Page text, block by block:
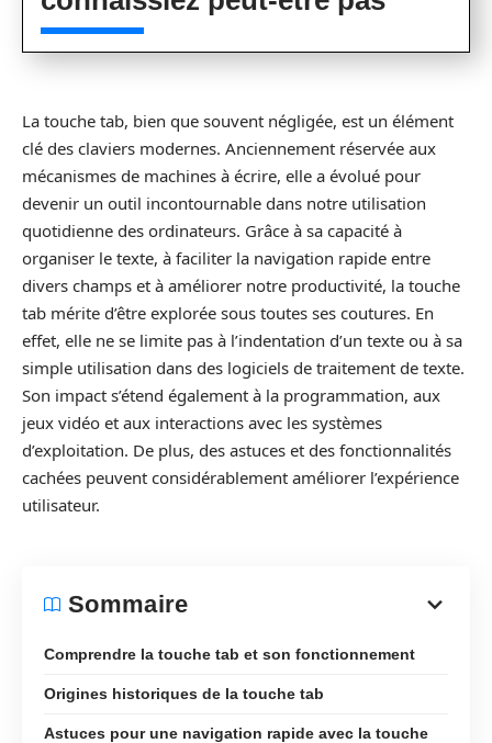
La touche tab, bien que souvent négligée, est un élément
clé des claviers modernes. Anciennement réservée aux
mécanismes de machines à écrire, elle a évolué pour
devenir un outil incontournable dans notre utilisation
quotidienne des ordinateurs. Grâce à sa capacité à
organiser le texte, à faciliter la navigation rapide entre
divers champs et à améliorer notre productivité, la touche
tab mérite d’être explorée sous toutes ses coutures. En
effet, elle ne se limite pas à l’indentation d’un texte ou à sa
simple utilisation dans des logiciels de traitement de texte.
Son impact s’étend également à la programmation, aux
jeux vidéo et aux interactions avec les systèmes
d’exploitation. De plus, des astuces et des fonctionnalités
cachées peuvent considérablement améliorer l’expérience
utilisateur.
Sommaire
Comprendre la touche tab et son fonctionnement
Origines historiques de la touche tab
Astuces pour une navigation rapide avec la touche